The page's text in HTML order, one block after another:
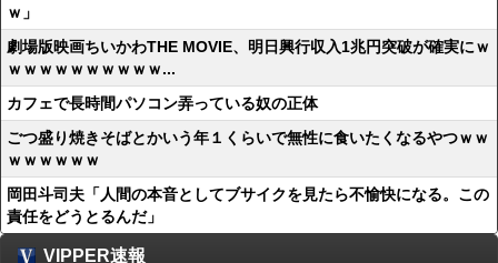
ｗ」
劇場版映画ちいかわTHE MOVIE、明日興行収入1兆円突破が確実にｗ
ｗｗｗｗｗｗｗｗｗｗ...
カフェで長時間パソコン弄っている奴の正体
ごつ盛り焼きそばとかいう年１くらいで無性に食いたくなるやつｗｗ
ｗｗｗｗｗｗ
岡田斗司夫「人間の本音としてブサイクを見たら不愉快になる。この
責任をどうとるんだ」
VIPPER速報